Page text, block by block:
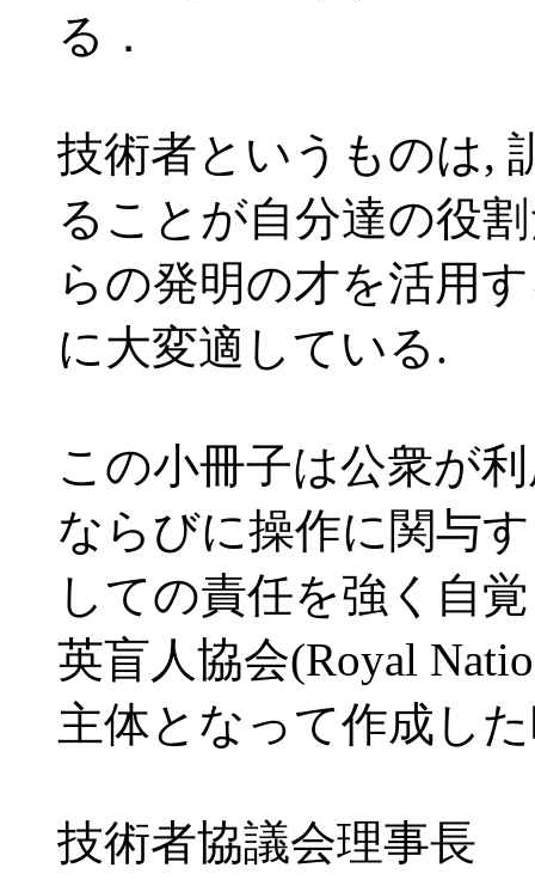
る．
技術者というものは,
ることが自分達の役
らの発明の才を活用
に大変適している.
この小冊子は公衆が
ならびに操作に関与
しての責任を強く自
英盲人協会(Royal
主体となって作成し
技術者協議会理事長